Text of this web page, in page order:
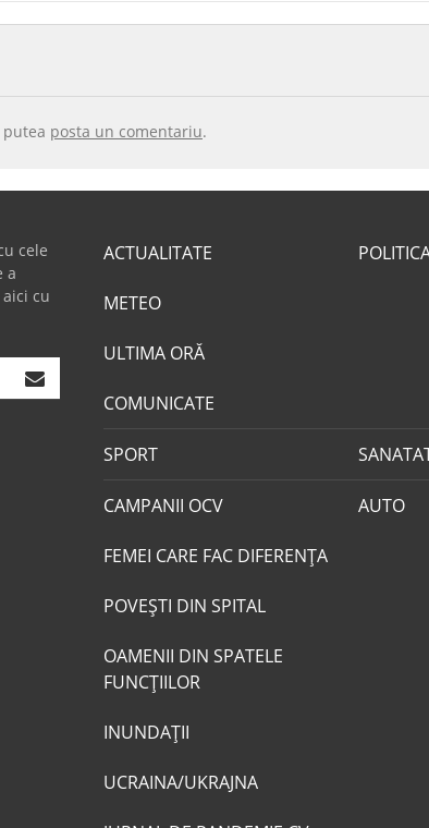
posta un comentariu.
cele
a
cu
ACTUALITATE
METEO
ULTIMA ORĂ
COMUNICATE
SPORT
CAMPANII OCV
FEMEI CARE FAC DIFERENȚA
POVEŞTI DIN SPITAL
OAMENII DIN SPATELE
FUNCŢIILOR
INUNDAŢII
UCRAINA/UKRAJNA
AUTO